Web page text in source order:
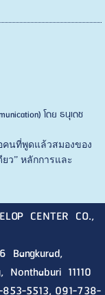
โดย ธนุเดช
คนที่พูดแล้วสมองของ
ว” หลักการและ
CENTER CO.,
Nonthaburi 11110
5513, 091-738-